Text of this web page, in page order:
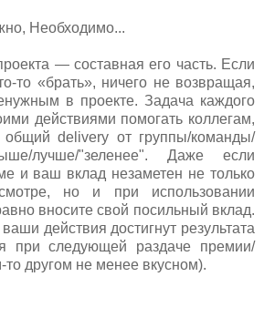
Необходимо...
— составная его часть. Если
то «брать», ничего не возвращая,
в проекте. Задача каждого
действиями помогать коллегам,
общий delivery от группы/команды/
лучше/"зеленее". Даже если
и ваш вклад незаметен не только
но и при использовании
вносите свой посильный вклад.
действия достигнут результата
при следующей раздаче премии/
другом не менее вкусном).